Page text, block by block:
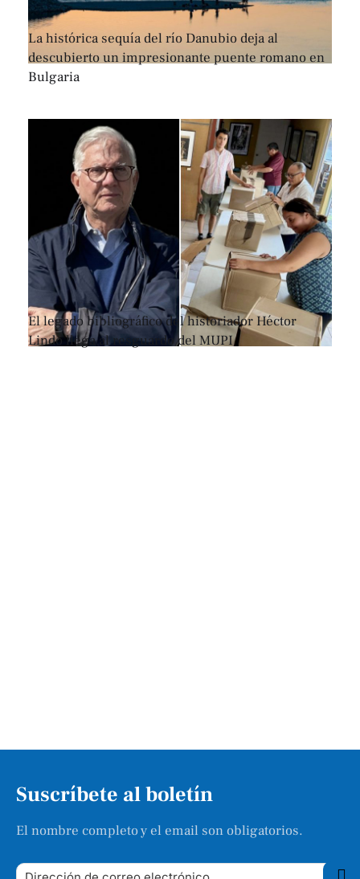
La histórica sequía del río Danubio deja al
descubierto un impresionante puente romano en
Bulgaria
El legado bibliográfico del historiador Héctor
Lindo llega al resguardo del MUPI
Suscríbete al boletín
El nombre completo y el email son obligatorios.